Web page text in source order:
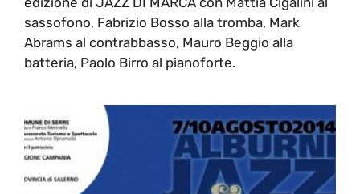
sassofono, Fabrizio Bosso alla tromba, Mark
Abrams al contrabbasso, Mauro Beggio alla
batteria, Paolo Birro al pianoforte.